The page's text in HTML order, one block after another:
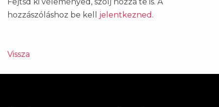
hozzászóláshoz be kell jelentkezned .
Vissza